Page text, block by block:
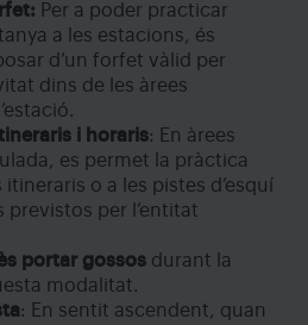
Per a poder practicar
a les estacions, és
d’un forfet vàlid per
dins de les àrees
i horaris: En àrees
es permet la pràctica
o a les pistes d’esquí
previstos per l’entitat
portar gossos durant la
modalitat.
: En sentit ascendent, quan